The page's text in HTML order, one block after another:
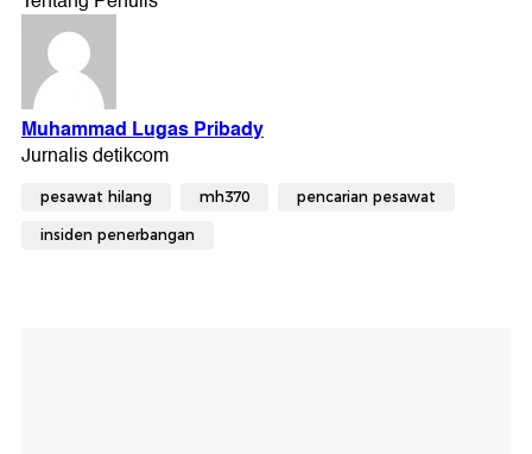
pesawat hilang mh370 pencarian pesawat
insiden penerbangan